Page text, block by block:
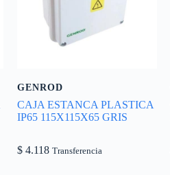
GENROD
CAJA ESTANCA PLASTICA
IP65 115X115X65 GRIS
$ 4.118 Transferencia